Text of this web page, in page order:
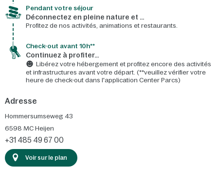
Pendant votre séjour
Déconnectez en pleine nature et …
Profitez de nos activités, animations et restaurants.
Check-out avant 10h**
Continuez à profiter…
Libérez votre hébergement et profitez encore des activités
et infrastructures avant votre départ. (**veuillez vérifier votre
heure de check-out dans l'application Center Parcs)
Adresse
Hommersumseweg 43
6598 MC Heijen
+31 485 49 67 00
Voir sur le plan